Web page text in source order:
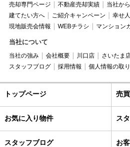
売却専門ページ 不動産売却実績
当社か
建てたい方へ
ご紹介キャンペーン
幸せ
現地販売会情報
WEBチラシ マンション
当社について
当社の強み 会社概要 川口店 さいたま
スタッフブログ
採用情報 個人情報の取
トップページ 売
お気に入り物件 ス
スタッフブログ お